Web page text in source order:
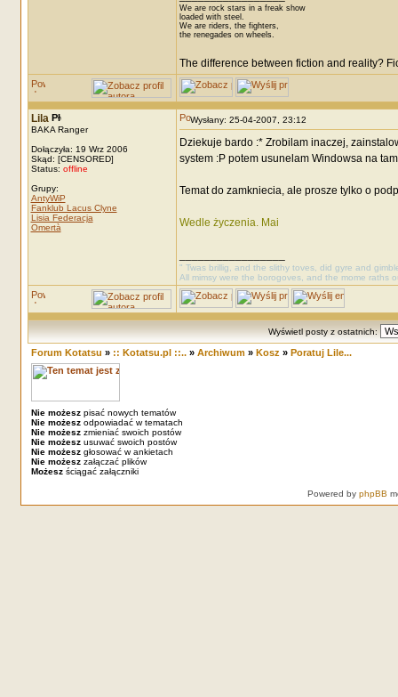
We are rock stars in a freak show
loaded with steel.
We are riders, the fighters,
the renegades on wheels.
The difference between fiction and reality?
Lila
BAKA Ranger
Dołączyła: 19 Wrz 2006
Skąd: [CENSORED]
Status: offline
Grupy:
AntyWiP
Fanklub Lacus Clyne
Lisia Federacja
Omertà
Wysłany: 25-04-2007, 23:12
Dziekuje bardo :* Zrobilam inaczej,
system :P potem usunelam Windowsa na
Temat do zamkniecia, ale prosze tylko o
Wedle życzenia. Mai
" Twas brillig, and the slithy toves, did gyre and
All mimsy were the borogoves, and the mome raths
Wyświetl posty z ostatnich:
Forum Kotatsu » :: Kotatsu.pl ::..» Archiwum» Kosz » Poratuj Lile...
Nie możeszpisać nowych tematów
Nie możeszodpowiadać w tematach
Nie możeszzmieniać swoich postów
Nie możeszusuwać swoich postów
Nie możeszgłosować w ankietach
Nie możeszzałączać plików
Możeszściągać załączniki
Powered by phpBB